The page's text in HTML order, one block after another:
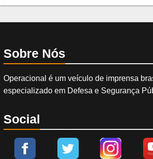
Sobre Nós
Operacional é um veículo de imprensa
especializado em Defesa e Segurança
Social